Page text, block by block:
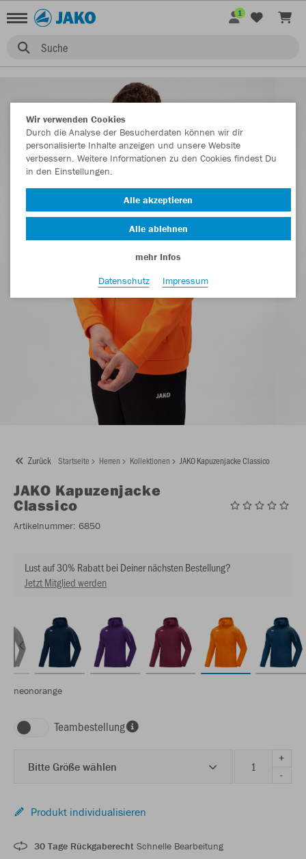
Suche
1
Zurück Startseite Herren Kollektionen JAKO Kapuzenjacke Classico
JAKO Kapuzenjacke
Classico
Artikelnummer: 6850
Lust auf 30% Rabatt bei Deiner nächsten Bestellung?
Jetzt Mitglied werden
neonorange
Teambestellung
Bitte Größe wählen
+
-
Produkt individualisieren
30 Tage Rückgaberecht Schnelle Bearbeitung
Wir verwenden Cookies
Durch die Analyse der Besucherdaten können wir dir
personalisierte Inhalte anzeigen und unsere Website
verbessern. Weitere Informationen zu den Cookies findest Du
in den Einstellungen.
Alle akzeptieren
Alle ablehnen
mehr Infos
Datenschutz
Impressum